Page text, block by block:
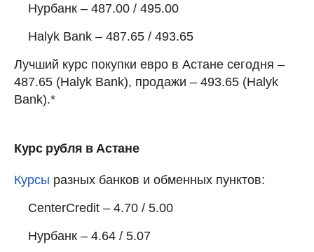
Нурбанк – 487.00 / 495.00
Halyk Bank – 487.65 / 493.65
Лучший курс покупки евро в Астане сегодня –
487.65 (Halyk Bank), продажи – 493.65 (Halyk
Bank).*
Курс рубля в Астане
Курсы разных банков и обменных пунктов:
CenterCredit – 4.70 / 5.00
Нурбанк – 4.64 / 5.07